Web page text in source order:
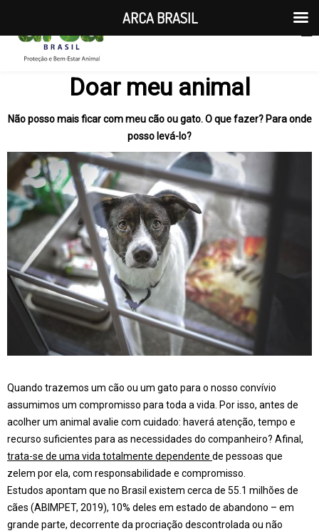
Doar meu animal
Não posso mais ficar com meu cão ou gato. O que fazer? Para onde
posso levá-lo?
Quando trazemos um cão ou um gato para o nosso convívio
assumimos um compromisso para toda a vida. Por isso, antes de
acolher um animal avalie com cuidado: haverá atenção, tempo e
recurso suficientes para as necessidades do companheiro? Afinal,
trata-se de uma vida totalmente dependente de pessoas que
zelem por ela, com responsabilidade e compromisso.
Estudos apontam que no Brasil existem cerca de 55.1 milhões de
cães (ABIMPET, 2019), 10% deles em estado de abandono – em
grande parte, decorrente da procriação descontrolada ou não
ARCA BRASIL